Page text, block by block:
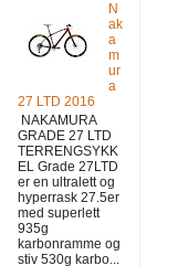
N
ak
a
m
ur
a
27 LTD 2016
NAKAMURA
GRADE 27 LTD
TERRENGSYKK
EL Grade 27LTD
er en ultralett og
hyperrask 27.5er
med superlett
935g
karbonramme og
stiv 530g karbo...